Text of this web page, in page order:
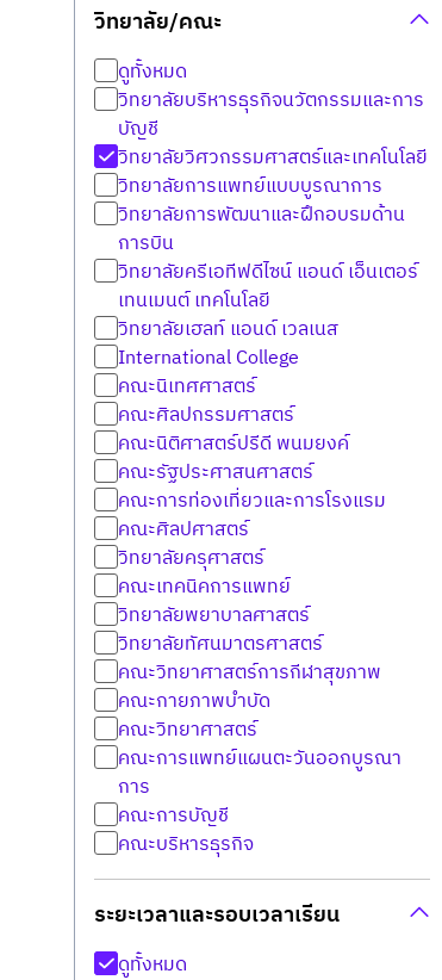
วิทยาลัย/คณะ
ดูทั้งหมด
วิทยาลัยบริหารธุรกิจนวัตกรรมและการ
บัญชี
วิทยาลัยวิศวกรรมศาสตร์และเทคโนโลยี
วิทยาลัยการแพทย์แบบบูรณาการ
วิทยาลัยการพัฒนาและฝึกอบรมด้าน
การบิน
วิทยาลัยครีเอทีฟดีไซน์ แอนด์ เอ็นเตอร์
เทนเมนต์ เทคโนโลยี
วิทยาลัยเฮลท์ แอนด์ เวลเนส
International College
คณะนิเทศศาสตร์
คณะศิลปกรรมศาสตร์
คณะนิติศาสตร์ปรีดี พนมยงค์
คณะรัฐประศาสนศาสตร์
คณะการท่องเที่ยวและการโรงแรม
คณะศิลปศาสตร์
วิทยาลัยครุศาสตร์
คณะเทคนิคการแพทย์
วิทยาลัยพยาบาลศาสตร์
วิทยาลัยทัศนมาตรศาสตร์
คณะวิทยาศาสตร์การกีฬาสุขภาพ
คณะกายภาพบำบัด
คณะวิทยาศาสตร์
คณะการแพทย์แผนตะวันออกบูรณา
การ
คณะการบัญชี
คณะบริหารธุรกิจ
ระยะเวลาและรอบเวลาเรียน
ดูทั้งหมด